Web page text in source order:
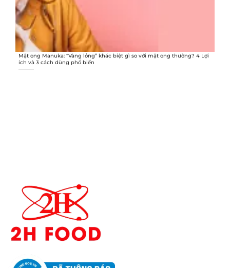
Mật ong Manuka: “Vàng lỏng” khác biệt gì so với mật ong thường? 4 Lợi
ích và 3 cách dùng phổ biến